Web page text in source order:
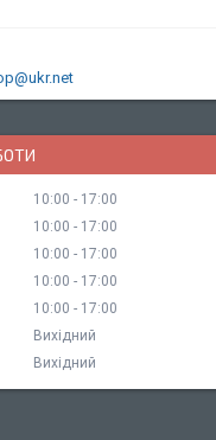
10:00
17:00
10:00
17:00
10:00
17:00
10:00
17:00
10:00
17:00
Вихідний
Вихідний